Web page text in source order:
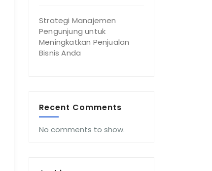
Strategi Manajemen
Pengunjung untuk
Meningkatkan Penjualan
Bisnis Anda
Recent Comments
No comments to show.